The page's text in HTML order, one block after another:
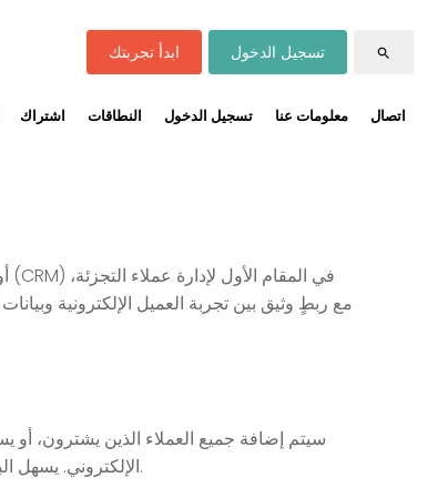
اشتراك النطاقات تسجيل الدخول معلومات عنا اتصال
ابدأ تجربتك تسجيل الدخول search
مع ربطٍ وثيق بين تجربة العميل الإلكترونية
سيتم إضافة جميع العملاء الذين يشترون، أو
الإلكتروني. يسهل البحث عن العملاء والوصول إلى جميع بياناتهم. كما تتيح لك مقاييس التقارير الأخرى الاطلاع على الملفات التي نزّلها العضو المسجل دخوله.